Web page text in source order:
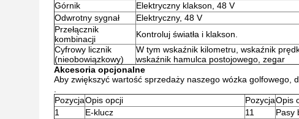
Górnik
Elektryczny klakson, 48 V
Odwrotny sygnał
Elektryczny, 48 V
Przełącznik
kombinacji
Kontroluj światła i klakson.
Cyfrowy licznik
(nieobowiązkowy)
W tym wskaźnik kilometru, wskaźnik
wskaźnik hamulca postojowego, zegar
Akcesoria opcjonalne
Aby zwiększyć wartość sprzedaży naszego wózka golfowego,
PozycjaOpis opcji PozycjaOpis
1
E-klucz 11
Pasy